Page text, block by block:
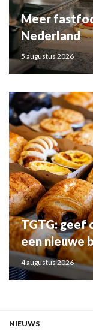
Meer
Nederland
5 augustus 2026
TGTG:
een nieuwe
4 augustus 2026
NIEUWS